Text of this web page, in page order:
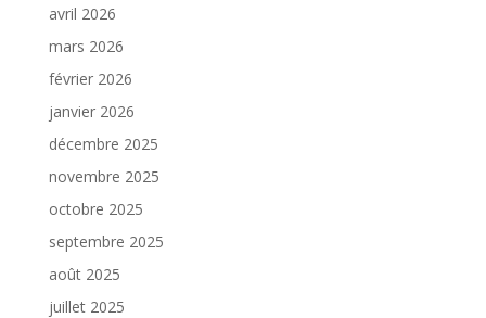
avril 2026
mars 2026
février 2026
janvier 2026
décembre 2025
novembre 2025
octobre 2025
septembre 2025
août 2025
juillet 2025